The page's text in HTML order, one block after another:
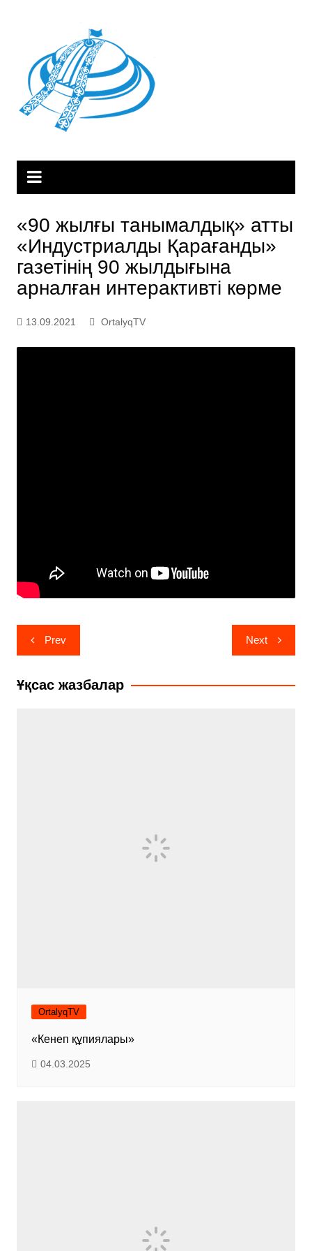
«90 жылғы танымалдық» атты
«Индустриалды Қарағанды»
газетінің 90 жылдығына
арналған интерактивті көрме
13.09.2021 OrtalyqTV
Навигация
по
записям
Prev Next
Ұқсас жазбалар
OrtalyqTV
«Кенеп құпиялары»
04.03.2025